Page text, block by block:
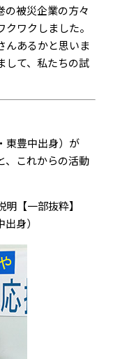
の被災企業の方々
ワクしました。
んあるかと思いま
して、私たちの試
東豊中出身）が
、これからの活動
【一部抜粋】
身）